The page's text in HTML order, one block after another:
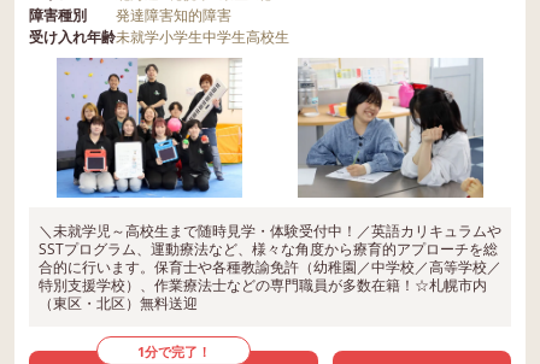
障害種別
発達障害知的障害
受け入れ年齢未就学小学生中学生高校生
＼未就学児～高校生まで随時見学・体験受付中！／英語カリキュラムや
SSTプログラム、運動療法など、様々な角度から療育的アプローチを総
合的に行います。保育士や各種教諭免許（幼稚園／中学校／高等学校／
特別支援学校）、作業療法士などの専門職員が多数在籍！☆札幌市内
（東区・北区）無料送迎
1分で完了！